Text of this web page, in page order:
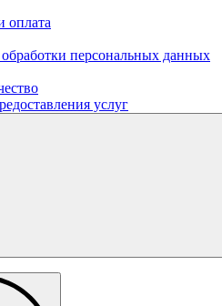
оплата
персональных данных
услуг